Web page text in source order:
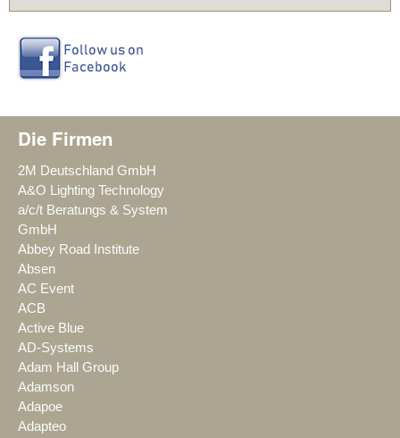
Die Firmen
2M Deutschland GmbH
A&O Lighting Technology
a/c/t Beratungs & System
GmbH
Abbey Road Institute
Absen
AC Event
ACB
Active Blue
AD-Systems
Adam Hall Group
Adamson
Adapoe
Adapteo